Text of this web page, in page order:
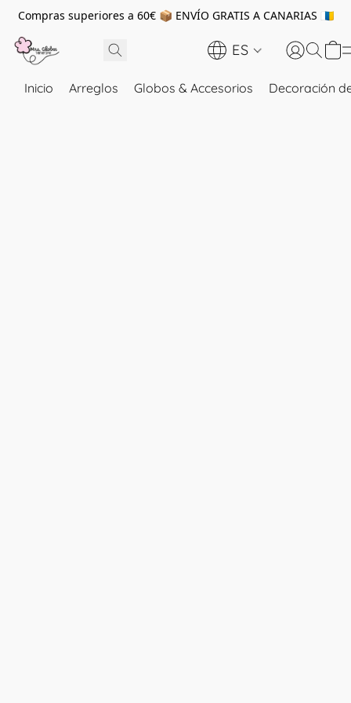
Compras superiores a 60€ 📦 ENVÍO GRATIS A CANARIAS 🇮🇨
ES
Inicio Arreglos Globos & Accesorios Decoración